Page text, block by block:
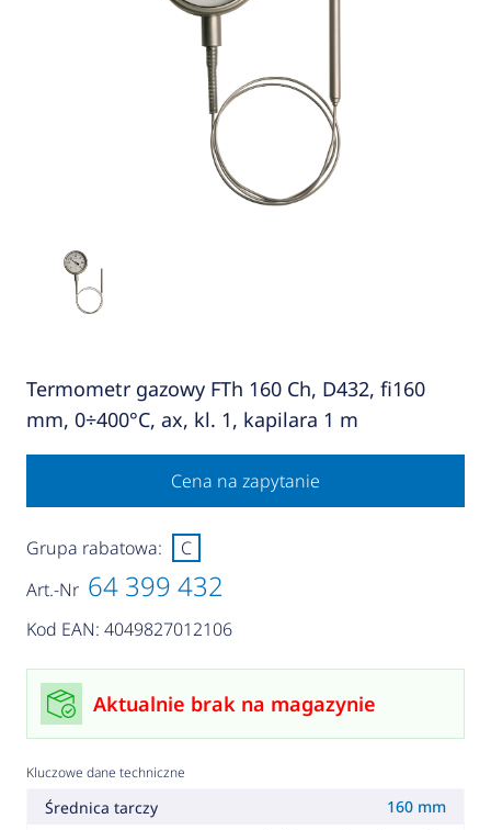
Termometr gazowy FTh 160 Ch, D432, fi160
mm, 0÷400°C, ax, kl. 1, kapilara 1 m
Cena na zapytanie
Art.-Nr 64 399 432
Kod EAN: 4049827012106
Grupa rabatowa: C
Aktualnie brak na magazynie
Kluczowe dane techniczne
Średnica tarczy 160 mm